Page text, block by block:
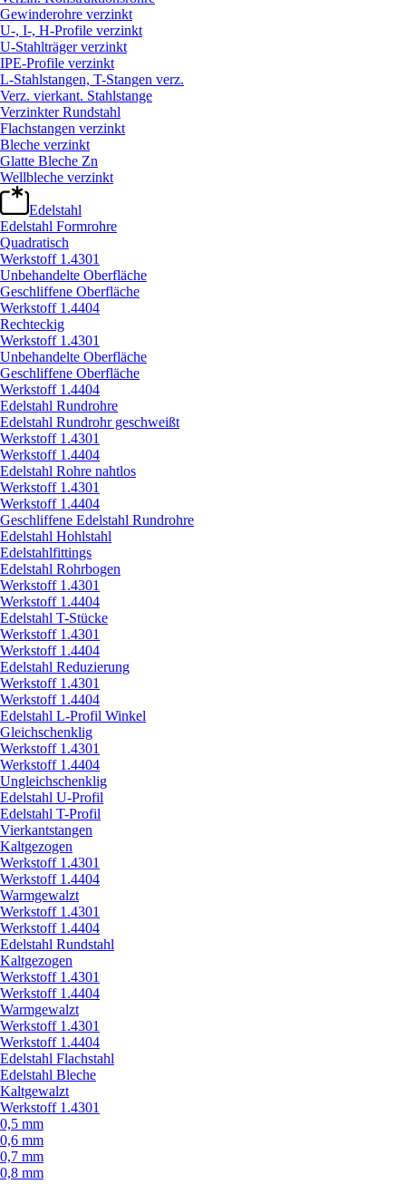
Gewinderohre verzinkt
U-, I-, H-Profile verzinkt
U-Stahlträger verzinkt
IPE-Profile verzinkt
L-Stahlstangen, T-Stangen verz.
Verz. vierkant. Stahlstange
Verzinkter Rundstahl
Flachstangen verzinkt
Bleche verzinkt
Glatte Bleche Zn
Wellbleche verzinkt
Edelstahl
Edelstahl Formrohre
Quadratisch
Werkstoff 1.4301
Unbehandelte Oberfläche
Geschliffene Oberfläche
Werkstoff 1.4404
Rechteckig
Werkstoff 1.4301
Unbehandelte Oberfläche
Geschliffene Oberfläche
Werkstoff 1.4404
Edelstahl Rundrohre
Edelstahl Rundrohr geschweißt
Werkstoff 1.4301
Werkstoff 1.4404
Edelstahl Rohre nahtlos
Werkstoff 1.4301
Werkstoff 1.4404
Geschliffene Edelstahl Rundrohre
Edelstahl Hohlstahl
Edelstahlfittings
Edelstahl Rohrbogen
Werkstoff 1.4301
Werkstoff 1.4404
Edelstahl T-Stücke
Werkstoff 1.4301
Werkstoff 1.4404
Edelstahl Reduzierung
Werkstoff 1.4301
Werkstoff 1.4404
Edelstahl L-Profil Winkel
Gleichschenklig
Werkstoff 1.4301
Werkstoff 1.4404
Ungleichschenklig
Edelstahl U-Profil
Edelstahl T-Profil
Vierkantstangen
Kaltgezogen
Werkstoff 1.4301
Werkstoff 1.4404
Warmgewalzt
Werkstoff 1.4301
Werkstoff 1.4404
Edelstahl Rundstahl
Kaltgezogen
Werkstoff 1.4301
Werkstoff 1.4404
Warmgewalzt
Werkstoff 1.4301
Werkstoff 1.4404
Edelstahl Flachstahl
Edelstahl Bleche
Kaltgewalzt
Werkstoff 1.4301
0,5 mm
0,6 mm
0,7 mm
0,8 mm